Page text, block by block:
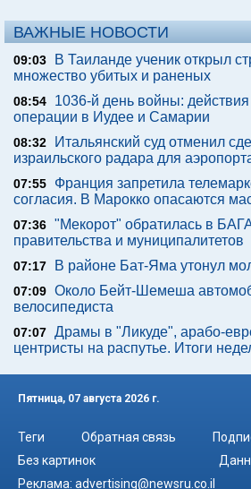
ВАЖНЫЕ НОВОСТИ
09:03
В Таиланде ученик открыл
множество убитых и раненых
08:54
1036-й день войны:
операции в Иудее и Самарии
08:32
Итальянский суд отменил
израильского радара для
07:55
Франция запретила
согласия. В Марокко опасаются
07:36 "Мекорот" обратилась в
правительства и муниципалитетов
07:17 В районе Бат-Яма утонул
07:09 Около Бейт-Шемеша
велосипедиста
07:07 Драмы в "Ликуде", арабо-
центристы на распутье. Итоги
Пятница, 07 августа 2026 г.
Теги Обратная связь
Без картинок
Реклама: advertising@newsru.co.il